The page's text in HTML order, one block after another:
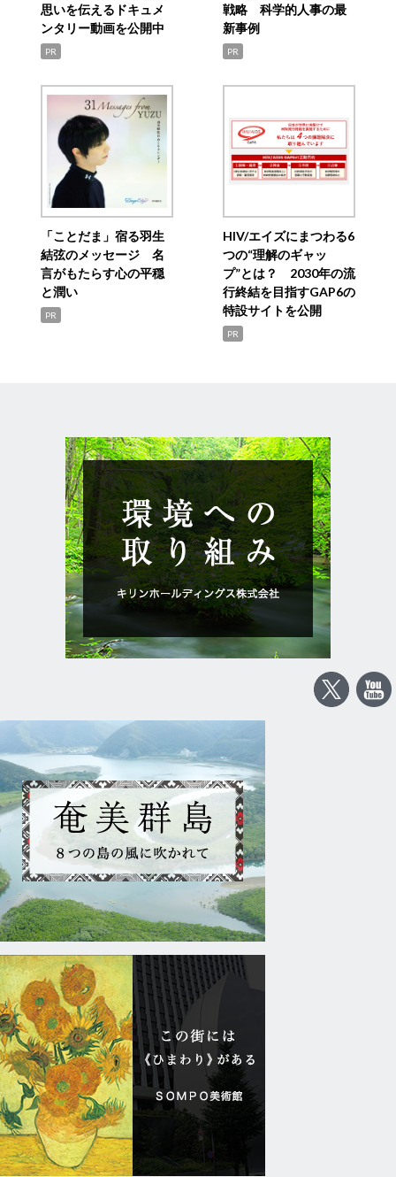
思いを伝えるドキュメ
ンタリー動画を公開中
PR
戦略 科学的人事の最
新事例
PR
「ことだま」宿る羽生
結弦のメッセージ 名
言がもたらす心の平穏
と潤い
PR
HIV/エイズにまつわる6
つの“理解のギャッ
プ”とは？ 2030年の流
行終結を目指すGAP6の
特設サイトを公開
PR